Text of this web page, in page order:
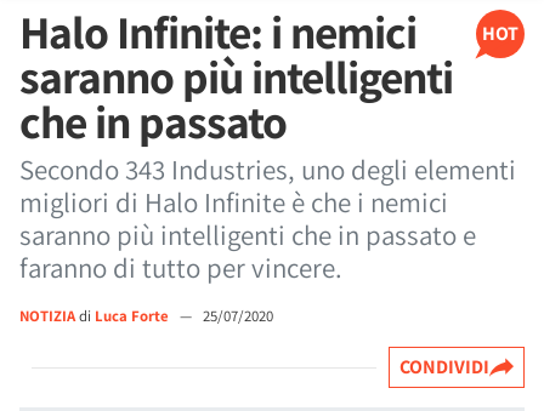
HOT
Halo Infinite: i nemici
saranno più intelligenti
che in passato
Secondo 343 Industries, uno degli elementi
migliori di Halo Infinite è che i nemici
saranno più intelligenti che in passato e
faranno di tutto per vincere.
NOTIZIAdi Luca Forte — 25/07/2020
CONDIVIDI